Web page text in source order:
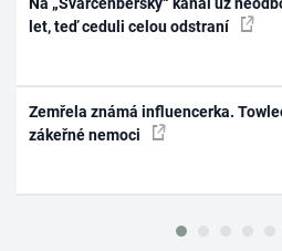
let, teď ceduli celou odstraní
Zemřela známá influencerka.
zákeřné nemoci